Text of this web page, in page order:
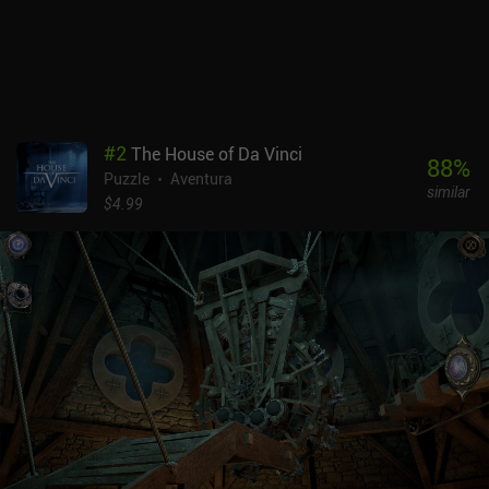
#2 The House of Da Vinci
Puzzle
Aventura
$4.99
88%
similar